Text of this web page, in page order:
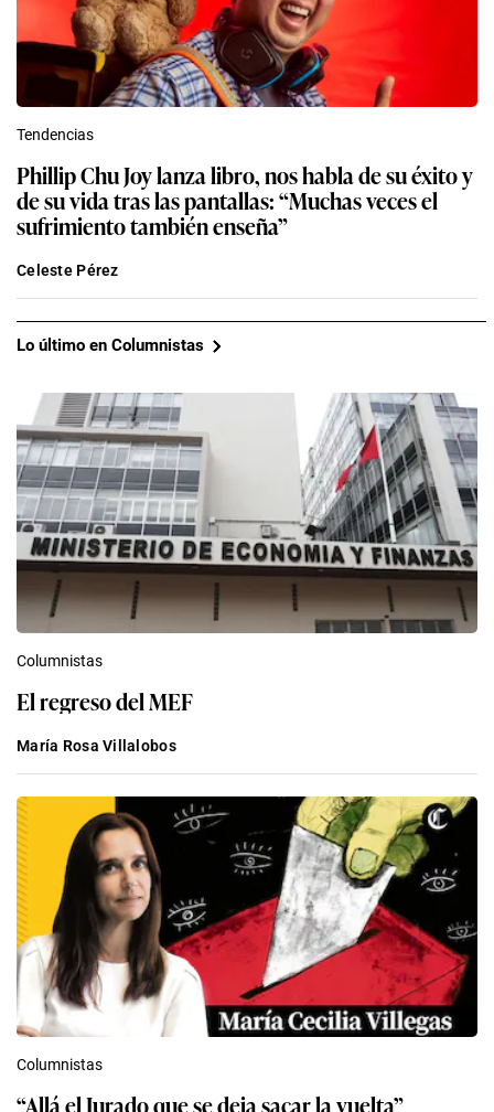
Tendencias
Phillip Chu Joy lanza libro, nos habla de su éxito y
de su vida tras las pantallas: “Muchas veces el
sufrimiento también enseña”
Celeste Pérez
Lo último en Columnistas
Columnistas
El regreso del MEF
María Rosa Villalobos
Columnistas
“Allá el Jurado que se deja sacar la vuelta”